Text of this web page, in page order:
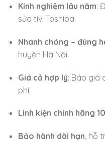
Kinh nghiệm lâu năm:
sửa tivi Toshiba.
Nhanh chóng – đúng
huyện Hà Nội.
Giá cả hợp lý: Báo giá
phí.
Linh kiện chính hãng
Bảo hành dài hạn, hỗ